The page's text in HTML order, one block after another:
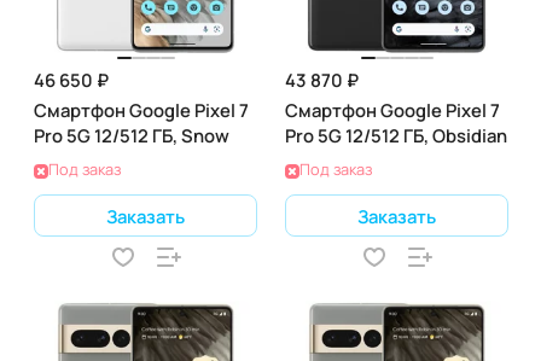
46 650 ₽
Смартфон Google Pixel 7
Pro 5G 12/512 ГБ, Snow
Под заказ
Заказать
43 870 ₽
Смартфон Google Pixel 7
Pro 5G 12/512 ГБ, Obsidian
Под заказ
Заказать